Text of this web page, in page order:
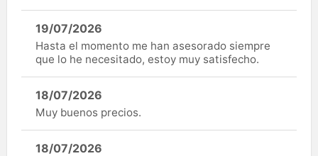
19/07/2026
Hasta el momento me han asesorado siempre
que lo he necesitado, estoy muy satisfecho.
18/07/2026
Muy buenos precios.
18/07/2026